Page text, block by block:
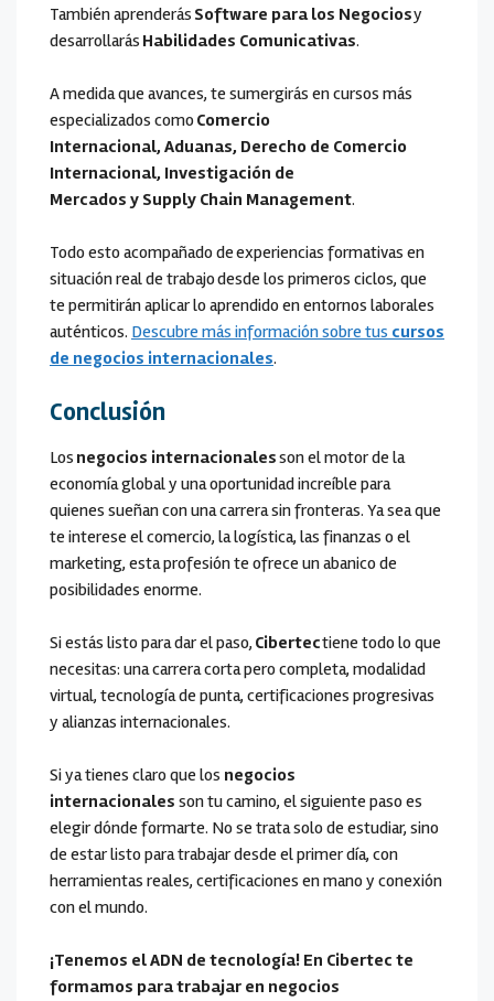
También aprenderás Software para los Negociosy
desarrollarás Habilidades Comunicativas.
A medida que avances, te sumergirás en cursos más
especializados comoComercio
Internacional, Aduanas, Derecho de Comercio
Internacional, Investigación de
Mercados y Supply Chain Management.
Todo esto acompañado de experiencias formativas en
situación real de trabajo desde los primeros ciclos, que
te permitirán aplicar lo aprendido en entornos laborales
auténticos. Descubre más información sobre tus cursos
de negocios internacionales.
Conclusión
Los negocios internacionalesson el motor de la
economía global y una oportunidad increíble para
quienes sueñan con una carrera sin fronteras. Ya sea que
te interese el comercio, la logística, las finanzas o el
marketing, esta profesión te ofrece un abanico de
posibilidades enorme.
Si estás listo para dar el paso, Cibertectiene todo lo que
necesitas: una carrera corta pero completa, modalidad
virtual, tecnología de punta, certificaciones progresivas
y alianzas internacionales.
Si ya tienes claro que los negocios
internacionales son tu camino, el siguiente paso es
elegir dónde formarte. No se trata solo de estudiar, sino
de estar listo para trabajar desde el primer día, con
herramientas reales, certificaciones en mano y conexión
con el mundo.
¡Tenemos el ADN de tecnología! En Cibertec te
formamos para trabajar en negocios